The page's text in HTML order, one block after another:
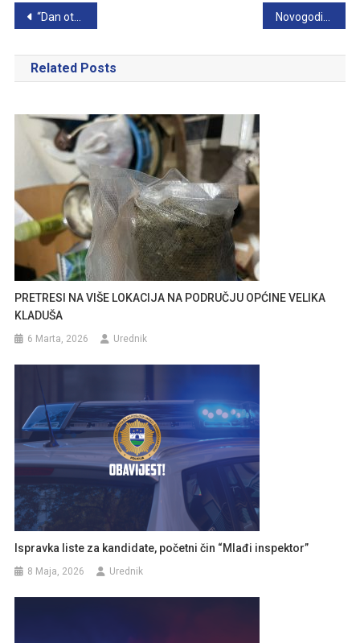
Navigacija
članaka
“Dan otvorenih vrata” u MUP USK Novogodišnja čestitka
Related Posts
PRETRESI NA VIŠE LOKACIJA NA PODRUČJU OPĆINE VELIKA
KLADUŠA
6 Marta, 2026 Urednik
Ispravka liste za kandidate, početni čin “Mlađi inspektor”
8 Maja, 2026 Urednik